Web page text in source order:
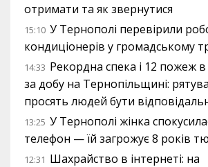
отримати та як звернутися
15:10 У Тернополі перевірили
кондиціонерів у громадському
14:33 Рекордна спека і 12 пожеж
за добу на Тернопільщині:
просять людей бути
13:25 У Тернополі жінка
телефон — їй загрожує 8 років
12:31 Шахрайство в інтернеті: на